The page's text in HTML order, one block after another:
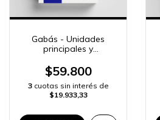
Gabás - Unidades
principales y
Propiedad horizontal
$59.800
3 cuotas sin interés de
$19.933,33